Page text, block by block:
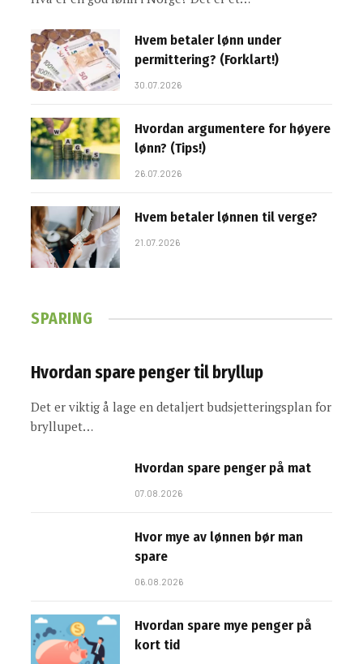
Hvem betaler lønn under
permittering? (Forklart!)
30.07.2026
Hvordan argumentere for høyere
lønn? (Tips!)
26.07.2026
Hvem betaler lønnen til verge?
21.07.2026
SPARING
Hvordan spare penger til bryllup
Det er viktig å lage en detaljert budsjetteringsplan for
bryllupet…
Hvordan spare penger på mat
07.08.2026
Hvor mye av lønnen bør man
spare
06.08.2026
Hvordan spare mye penger på
kort tid